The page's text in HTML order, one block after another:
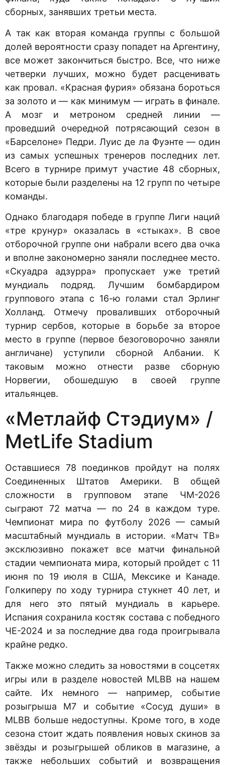
сборных, занявших третьи места.
А так как вторая команда группы с большой
долей вероятности сразу попадет на Аргентину,
все может закончиться быстро. Все, что ниже
четверки лучших, можно будет расценивать
как провал. «Красная фурия» обязана бороться
за золото и — как минимум — играть в финале.
А мозг и метроном средней линии —
проведший очередной потрясающий сезон в
«Барселоне» Педри. Луис де ла Фуэнте — один
из самых успешных тренеров последних лет.
Всего в турнире примут участие 48 сборных,
которые были разделены на 12 групп по четыре
команды.
Однако благодаря победе в группе Лиги наций
«тре крунур» оказалась в «стыках». В свое
отборочной группе они набрали всего два очка
и вполне закономерно заняли последнее место.
«Скуадра адзурра» пропускает уже третий
мундиаль подряд. Лучшим бомбардиром
группового этапа с 16-ю голами стал Эрлинг
Холланд. Отмечу проваливших отборочный
турнир сербов, которые в борьбе за второе
место в группе (первое безоговорочно заняли
англичане) уступили сборной Албании. К
таковым можно отнести разве сборную
Норвегии, обошедшую в своей группе
итальянцев.
«Метлайф Стэдиум» /
MetLife Stadium
Оставшиеся 78 поединков пройдут на полях
Соединенных Штатов Америки. В общей
сложности в групповом этапе ЧМ-2026
сыграют 72 матча — по 24 в каждом туре.
Чемпионат мира по футболу 2026 — самый
масштабный мундиаль в истории. «Матч ТВ»
эксклюзивно покажет все матчи финальной
стадии чемпионата мира, который пройдет c 11
июня по 19 июля в США, Мексике и Канаде.
Голкиперу по ходу турнира стукнет 40 лет, и
для него это пятый мундиаль в карьере.
Испания сохранила костяк состава c победного
ЧЕ-2024 и за последние два года проигрывала
крайне редко.
Также можно следить за новостями в соцсетях
игры или в разделе новостей MLBB на нашем
сайте. Их немного — например, событие
розыгрыша M7 и событие «Сосуд души» в
MLBB больше недоступны. Кроме того, в ходе
сезона стоит ждать появления новых скинов за
звёзды и розыгрышей обликов в магазине, а
также небольших событий и возвращения